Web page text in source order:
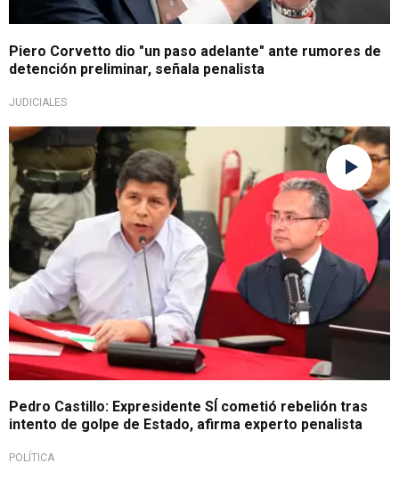
Piero Corvetto dio "un paso adelante" ante rumores de
detención preliminar, señala penalista
JUDICIALES
Golpe y rebelión
Pedro Castillo: Expresidente SÍ cometió rebelión tras
intento de golpe de Estado, afirma experto penalista
POLÍTICA